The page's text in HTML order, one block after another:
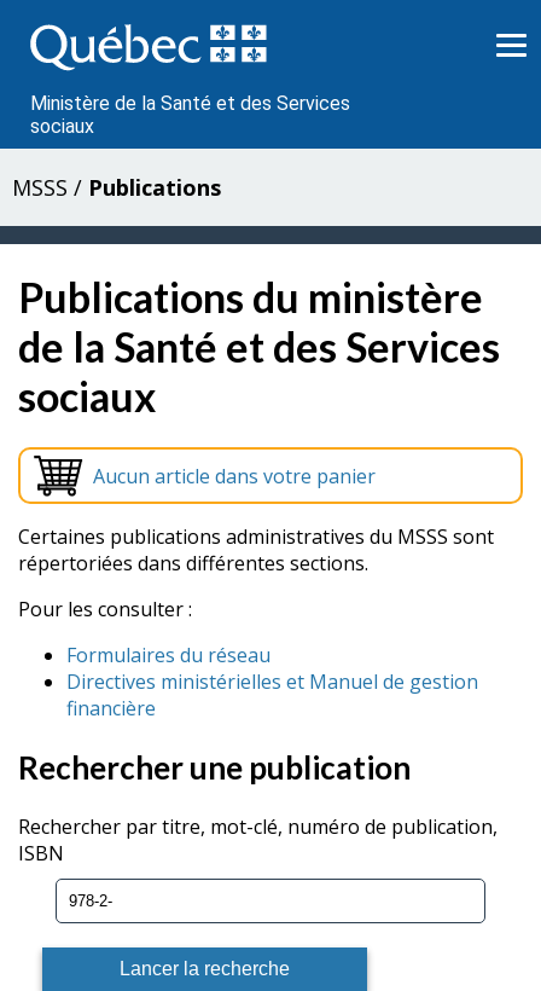
au
contenu
Ministère de la Santé et des Services
sociaux
MSSS / Publications
Publications du ministère
de la Santé et des Services
sociaux
Aucun article dans votre panier
Certaines publications administratives du MSSS sont
répertoriées dans différentes sections.
Pour les consulter :
Formulaires du réseau
Directives ministérielles et Manuel de gestion
financière
Rechercher une publication
Rechercher par titre, mot-clé, numéro de publication,
ISBN